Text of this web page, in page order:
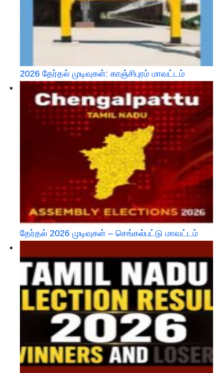
2026 தேர்தல் முடிவுகள்: காஞ்சிபுரம் மாவட்டம்
தேர்தல் 2026 முடிவுகள் – செங்கல்பட்டு மாவட்டம்